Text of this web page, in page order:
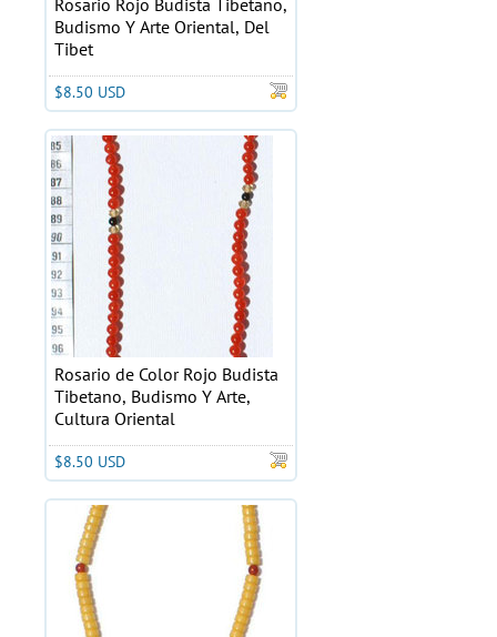
Rosario Rojo Budista Tibetano,
Budismo Y Arte Oriental, Del
Tibet
$8.50 USD
Rosario de Color Rojo Budista
Tibetano, Budismo Y Arte,
Cultura Oriental
$8.50 USD